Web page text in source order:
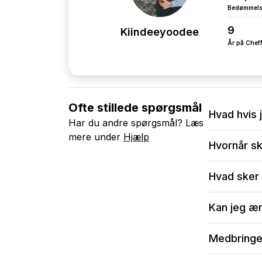
Kiindeeyoodee 9
År på
Ofte stillede spørgsmål
Har du andre spørgsmål? Læs
mere under Hjælp
Hvad hvis
Efter
Ændre i
Ændre i
Hvornår
i perioder
Skal du
Hvad
sendt et
aftale
Kan jeg
Er du
dine